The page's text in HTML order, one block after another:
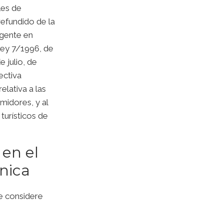
de
de la
en
7/1996, de
julio, de
a las
y al
de
el
considere